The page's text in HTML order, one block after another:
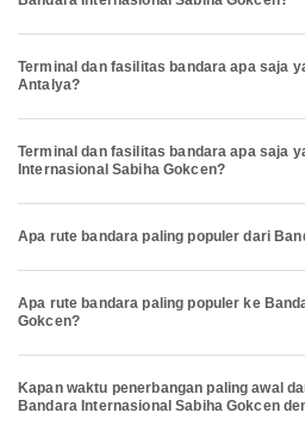
Terminal dan fasilitas bandara apa saja
Antalya?
Terminal dan fasilitas bandara apa saja
Internasional Sabiha Gokcen?
Apa rute bandara paling populer dari
Apa rute bandara paling populer ke
Gokcen?
Kapan waktu penerbangan paling awal
Bandara Internasional Sabiha Gokcen